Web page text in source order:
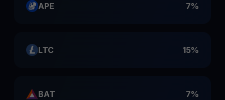
APE 7%
LTC 15%
BAT 7%